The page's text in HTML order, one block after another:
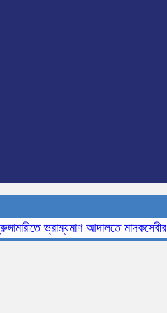
ভ্রাম্যমাণ আদালতে মাদকসেবীর